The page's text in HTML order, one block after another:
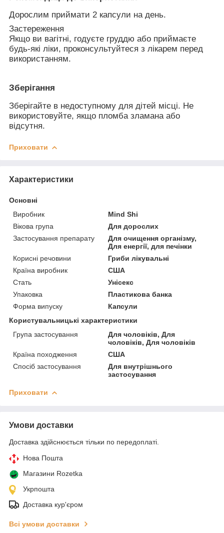
Дорослим приймати 2 капсули на день.
Застереження
Якщо ви вагітні, годуєте груддю або приймаєте
будь-які ліки, проконсультуйтеся з лікарем перед
використанням.
Зберігання
Зберігайте в недоступному для дітей місці. Не
використовуйте, якщо пломба зламана або
відсутня.
Приховати
Характеристики
Основні
Виробник
Mind Shi
Вікова група
Для дорослих
Застосування препарату
Для очищення організму,
Для енергії, для печінки
Корисні речовини
Гриби лікувальні
Країна виробник
США
Стать
Унісекс
Упаковка
Пластикова банка
Форма випуску
Капсули
Користувальницькі характеристики
Група застосування
Для чоловіків, Для
чоловіків, Для чоловіків
Країна походження
США
Спосіб застосування
Для внутрішнього
застосування
Приховати
Умови доставки
Доставка здійснюється тільки по передоплаті.
Нова Пошта
Магазини Rozetka
Укрпошта
Доставка кур'єром
Всі умови доставки